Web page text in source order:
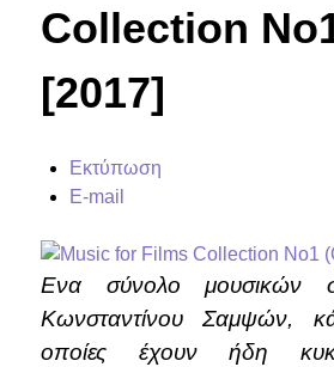
Collection
[2017]
Εκτύπωση
E-mail
Ενα σύνολο μουσικών
Κωνσταντίνου Σαμψών,
οποίες έχουν ήδη